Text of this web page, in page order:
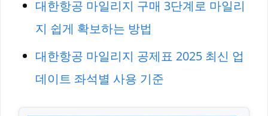
대한항공 마일리지 구매 3단계로 마일리
지 쉽게 확보하는 방법
대한항공 마일리지 공제표 2025 최신 업
데이트 좌석별 사용 기준